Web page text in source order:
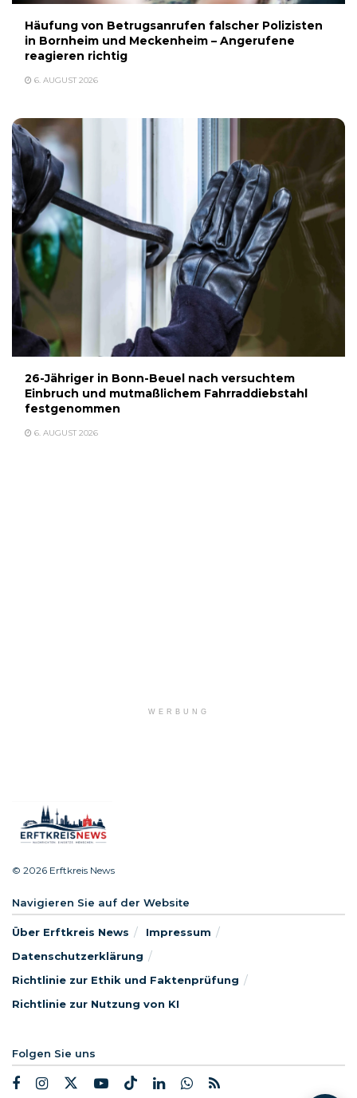
Häufung von Betrugsanrufen falscher Polizisten
in Bornheim und Meckenheim – Angerufene
reagieren richtig
6. AUGUST 2026
26-Jähriger in Bonn-Beuel nach versuchtem
Einbruch und mutmaßlichem Fahrraddiebstahl
festgenommen
6. AUGUST 2026
WERBUNG
© 2026 Erftkreis News
Navigieren Sie auf der Website
Über Erftkreis News
Impressum
Datenschutzerklärung
Richtlinie zur Ethik und Faktenprüfung
Richtlinie zur Nutzung von KI
Folgen Sie uns